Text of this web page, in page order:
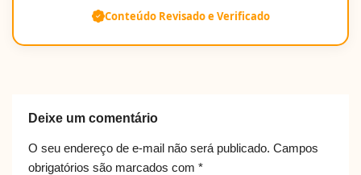
Conteúdo Revisado e Verificado
Deixe um comentário
O seu endereço de e-mail não será publicado. Campos
obrigatórios são marcados com *